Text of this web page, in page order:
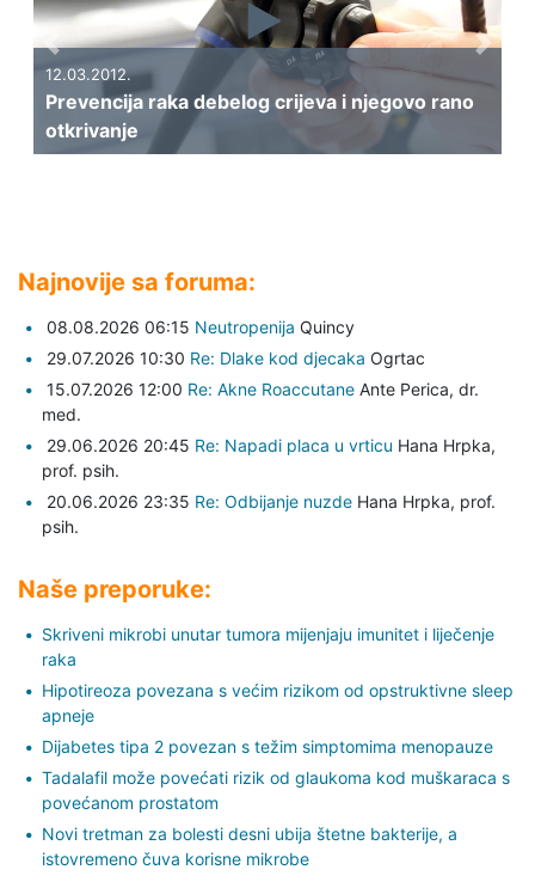
12.03.2012.
Prevencija raka debelog crijeva i njegovo rano
otkrivanje
Previous Next
Najnovije sa foruma:
08.08.2026 06:15 Neutropenija Quincy
29.07.2026 10:30 Re: Dlake kod djecaka Ogrtac
15.07.2026 12:00 Re: Akne Roaccutane Ante Perica, dr.
med.
29.06.2026 20:45 Re: Napadi placa u vrticu Hana Hrpka,
prof. psih.
20.06.2026 23:35 Re: Odbijanje nuzde Hana Hrpka, prof.
psih.
Naše preporuke:
Skriveni mikrobi unutar tumora mijenjaju imunitet i liječenje
raka
Hipotireoza povezana s većim rizikom od opstruktivne sleep
apneje
Dijabetes tipa 2 povezan s težim simptomima menopauze
Tadalafil može povećati rizik od glaukoma kod muškaraca s
povećanom prostatom
Novi tretman za bolesti desni ubija štetne bakterije, a
istovremeno čuva korisne mikrobe